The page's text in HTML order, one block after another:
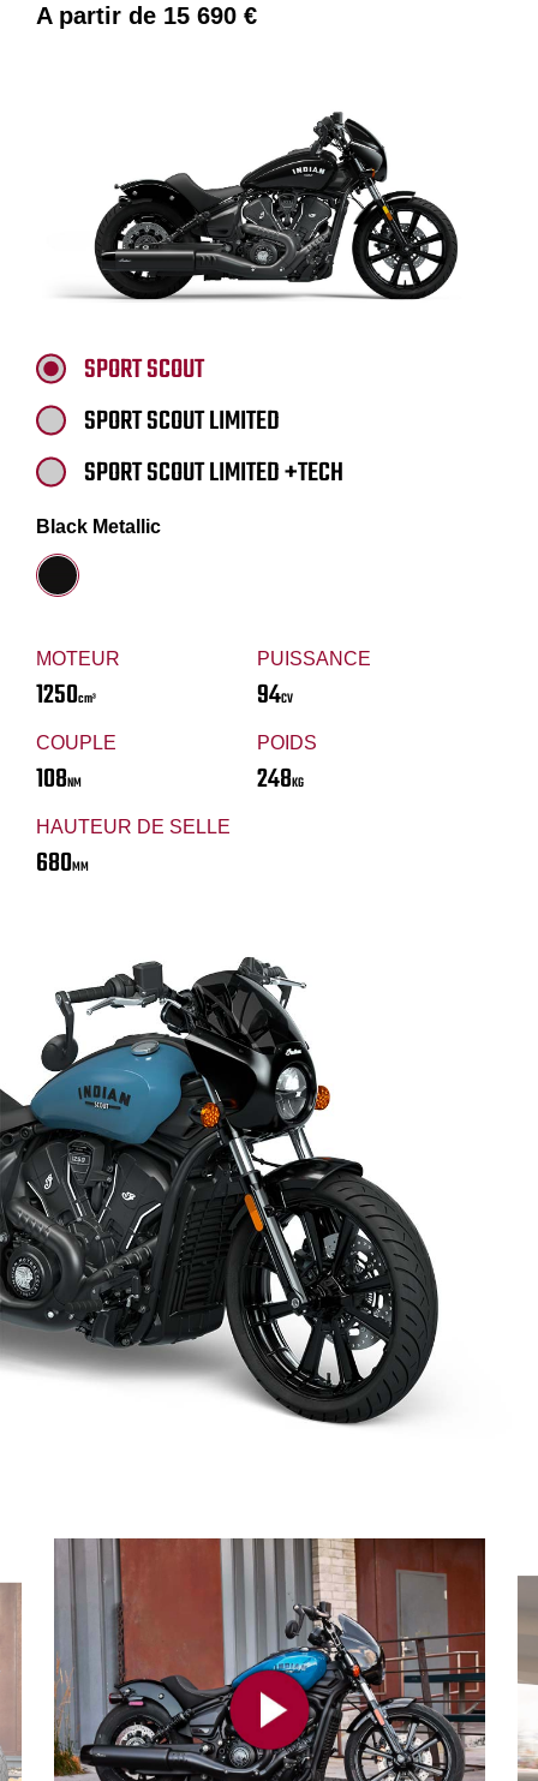
A partir de 15 690 €
MOTEUR
1250cm³
PUISSANCE
94CV
COUPLE
108NM
POIDS
248KG
HAUTEUR DE SELLE
680MM
SPORT SCOUT
SPORT SCOUT LIMITED
SPORT SCOUT LIMITED +TECH
Black Metallic